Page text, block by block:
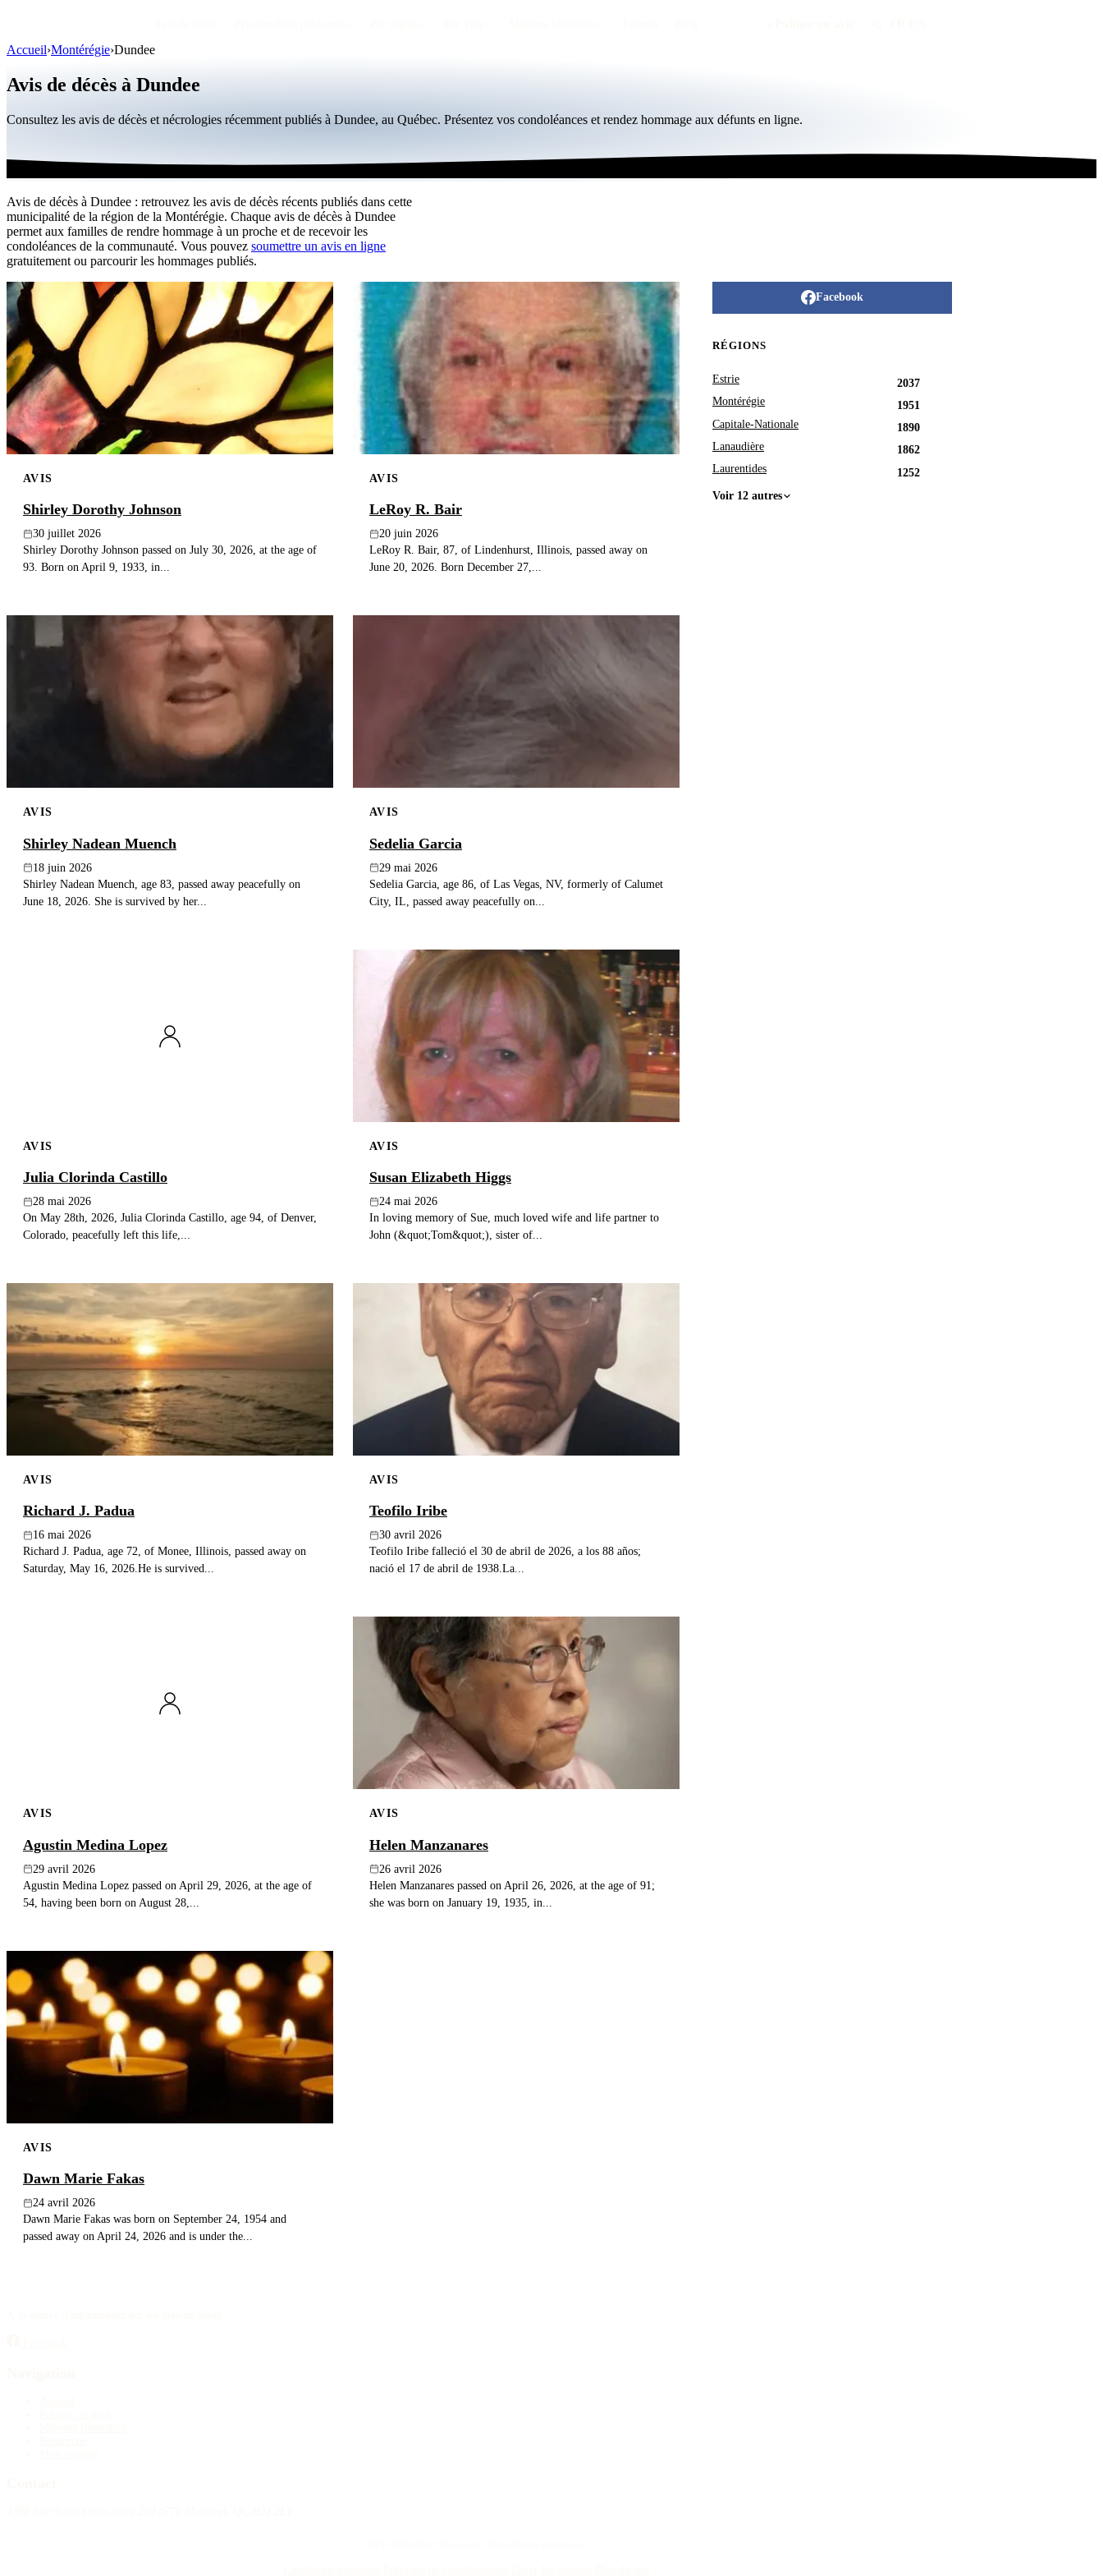
Accueil›Montérégie›Dundee
Avis de décès à Dundee
Consultez les avis de décès et nécrologies récemment publiés à Dundee, au Québec. Présentez vos condoléances et rendez hommage aux défunts en ligne.
Avis de décès à Dundee : retrouvez les avis de décès récents publiés dans cette
municipalité de la région de la Montérégie. Chaque avis de décès à Dundee
permet aux familles de rendre hommage à un proche et de recevoir les
condoléances de la communauté. Vous pouvez soumettre un avis en ligne
gratuitement ou parcourir les hommages publiés.
AVIS
Shirley Dorothy Johnson
30 juillet 2026
Shirley Dorothy Johnson passed on July 30, 2026, at the age of
93. Born on April 9, 1933, in...
AVIS
LeRoy R. Bair
20 juin 2026
LeRoy R. Bair, 87, of Lindenhurst, Illinois, passed away on
June 20, 2026. Born December 27,...
AVIS
Shirley Nadean Muench
18 juin 2026
Shirley Nadean Muench, age 83, passed away peacefully on
June 18, 2026. She is survived by her...
AVIS
Sedelia Garcia
29 mai 2026
Sedelia Garcia, age 86, of Las Vegas, NV, formerly of Calumet
City, IL, passed away peacefully on...
AVIS
Julia Clorinda Castillo
28 mai 2026
On May 28th, 2026, Julia Clorinda Castillo, age 94, of Denver,
Colorado, peacefully left this life,...
AVIS
Susan Elizabeth Higgs
24 mai 2026
In loving memory of Sue, much loved wife and life partner to
John (&quot;Tom&quot;), sister of...
AVIS
Richard J. Padua
16 mai 2026
Richard J. Padua, age 72, of Monee, Illinois, passed away on
Saturday, May 16, 2026.He is survived...
AVIS
Teofilo Iribe
30 avril 2026
Teofilo Iribe falleció el 30 de abril de 2026, a los 88 años;
nació el 17 de abril de 1938.La...
AVIS
Agustin Medina Lopez
29 avril 2026
Agustin Medina Lopez passed on April 29, 2026, at the age of
54, having been born on August 28,...
AVIS
Helen Manzanares
26 avril 2026
Helen Manzanares passed on April 26, 2026, at the age of 91;
she was born on January 19, 1935, in...
AVIS
Dawn Marie Fakas
24 avril 2026
Dawn Marie Fakas was born on September 24, 1954 and
passed away on April 24, 2026 and is under the...
Facebook
RÉGIONS
Estrie
2037
Montérégie
1951
Capitale-Nationale
1890
Lanaudière
1862
Laurentides
1252
Voir 12 autres